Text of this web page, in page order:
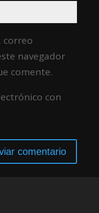
correo
navegador
comente.
con